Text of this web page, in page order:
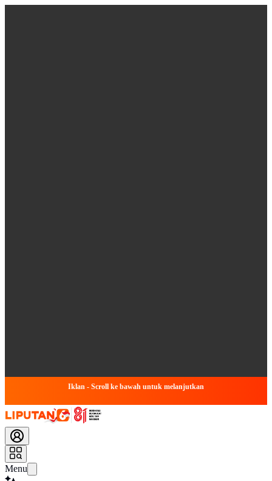
Iklan - Scroll ke bawah untuk melanjutkan
Menu